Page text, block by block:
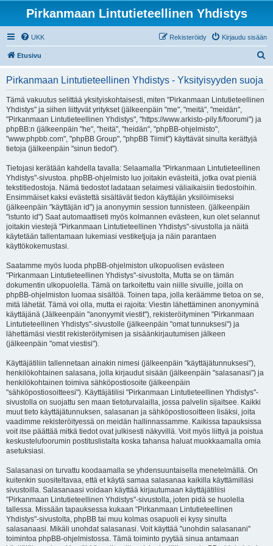
Pirkanmaan Lintutieteellinen Yhdistys
UKK Kirjaudu sisään
Rekisteröidy
Etusivu
Pirkanmaan Lintutieteellinen Yhdistys - Yksityisyyden suoja
Tämä vakuutus selittää yksityiskohtaisesti, miten "Pirkanmaan Lintutieteellinen
Yhdistys" ja siihen liittyvät yritykset (jälkeenpäin "me", "meitä", "meidän",
"Pirkanmaan Lintutieteellinen Yhdistys", "https://www.arkisto-pily.fi/foorumi") ja
phpBB:n (jälkeenpäin "he", "heitä", "heidän", "phpBB-ohjelmisto",
"www.phpbb.com", "phpBB Group", "phpBB Tiimit") käyttävät sinulta kerättyjä
tietoja (jälkeenpäin "sinun tiedot").
Tietojasi kerätään kahdella tavalla: Selaamalla "Pirkanmaan Lintutieteellinen
Yhdistys"-sivustoa. phpBB-ohjelmisto luo joitakin evästeitä, jotka ovat pieniä
tekstitiedostoja. Nämä tiedostot ladataan selaimesi väliaikaisiin tiedostoihin.
Ensimmäiset kaksi evästettä sisältävät tiedon käyttäjän yksilöimiseksi
(jälkeenpäin "käyttäjän id") ja anonyymin session tunnisteen. (jälkeenpäin
"istunto id") Saat automaattiseti myös kolmannen evästeen, kun olet selannut
joitakin viestejä "Pirkanmaan Lintutieteellinen Yhdistys"-sivustolla ja näitä
käytetään tallentamaan lukemiasi vestiketjuja ja näin parantaen
käyttökokemustasi.
Saatamme myös luoda phpBB-ohjelmiston ulkopuolisen evästeen
"Pirkanmaan Lintutieteellinen Yhdistys"-sivustolta, Mutta se on tämän
dokumentin ulkopuolella. Tämä on tarkoitettu vain niille sivuille, joilla on
phpBB-ohjelmiston luomaa sisältöä. Toinen tapa, jolla keräämme tietoa on se,
mitä lähetät. Tämä voi olla, mutta ei rajoita: Viestin lähettäminen anonyyminä
käyttäjänä (Jälkeenpäin "anonyymit viestit"), rekisteröityminen "Pirkanmaan
Lintutieteellinen Yhdistys"-sivustolle (jälkeenpäin "omat tunnuksesi") ja
lähettämäsi viestit rekisteröitymisen ja sisäänkirjautumisen jälkeen
(jälkeenpäin "omat viestisi").
Käyttäjätiliin tallennetaan ainakin nimesi (jälkeenpäin "käyttäjätunnuksesi"),
henkilökohtainen salasana, jolla kirjaudut sisään (jälkeenpäin "salasanasi") ja
henkilökohtainen toimiva sähköpostiosoite (jälkeenpäin
"sähköpostiosoitteesi"). Käyttäjätilisi "Pirkanmaan Lintutieteellinen Yhdistys"-
sivustolla on suojattu sen maan tietoturvalailla, jossa palvelin sijaitsee. Kaikki
muut tieto käyttäjätunnuksen, salasanan ja sähköpostiosoitteen lisäksi, joita
vaadimme rekisteröityessä on meidän hallinnassamme. Kaikissa tapauksissa
voit itse päättää mitkä tiedot ovat julkisesti näkyvillä. Voit myös liittyä ja poistua
keskustelufoorumin postituslistalta koska tahansa haluat muokkaamalla omia
asetuksiasi.
Salasanasi on turvattu koodaamalla se yhdensuuntaisella menetelmällä. On
kuitenkin suositeltavaa, että et käytä samaa salasanaa kaikilla käyttämilläsi
sivustoilla. Salasanaasi voidaan käyttää kirjautumaan käyttäjätiliisi
"Pirkanmaan Lintutieteellinen Yhdistys"-sivustolla, joten pidä se huolella
tallessa. Missään tapauksessa kukaan "Pirkanmaan Lintutieteellinen
Yhdistys"-sivustolta, phpBB tai muu kolmas osapuoli ei kysy sinulta
salasanaasi. Mikäli unohdat salasanasi. Voit käyttää "unohdin salasanani"
toimintoa phpBB-ohjelmistossa. Tämä toiminto pyytää sinua antamaan